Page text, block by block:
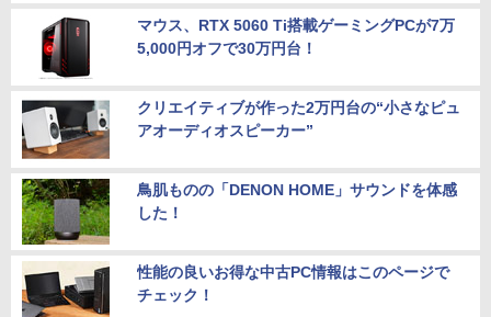
マウス、RTX 5060 Ti搭載ゲーミングPCが7万
5,000円オフで30万円台！
クリエイティブが作った2万円台の“小さなピュ
アオーディオスピーカー”
鳥肌ものの「DENON HOME」サウンドを体感
した！
性能の良いお得な中古PC情報はこのページで
チェック！